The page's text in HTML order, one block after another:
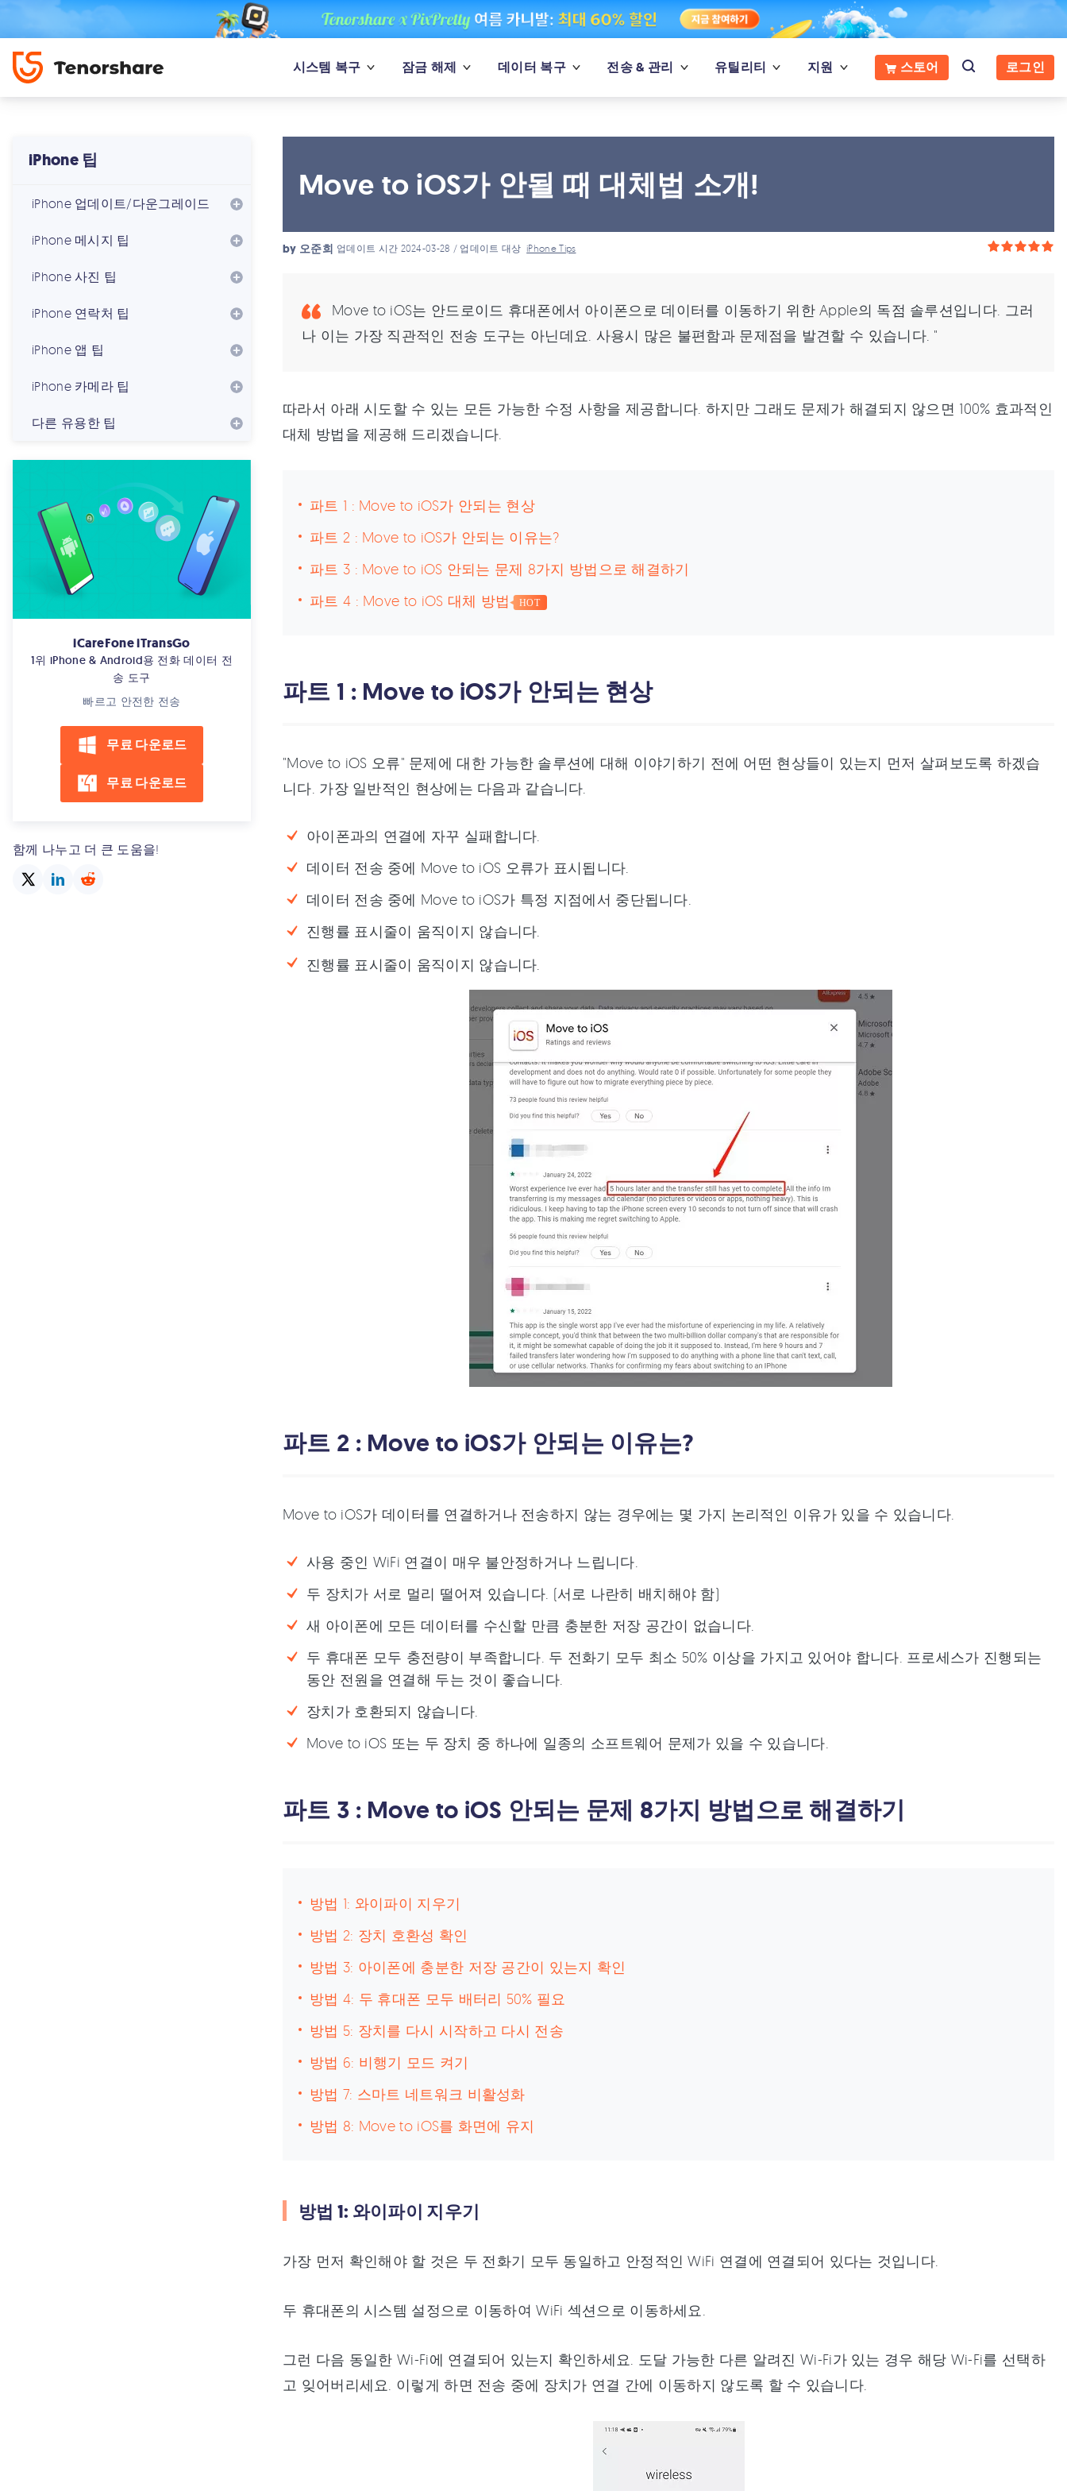
시스템 복구 잠금 해제 데이터 복구 전송 & 관리 유틸리티 지원 스토어 로그인
iPhone 팁
iPhone 업데이트/다운그레이드
iPhone 메시지 팁
iPhone 사진 팁
iPhone 연락처 팁
iPhone 앱 팁
iPhone 카메라 팁
다른 유용한 팁
iCareFone iTransGo
1위 iPhone & Android용 전화 데이터 전
송 도구
빠르고 안전한 전송
무료 다운로드
무료 다운로드
함께 나누고 더 큰 도움을!
Move to iOS가 안될 때 대체법 소개!
by 오준희 업데이트 시간 2024-03-28 / 업데이트 대상iPhone Tips
Move to iOS는 안드로이드 휴대폰에서 아이폰으로 데이터를 이동하기 위한 Apple의 독점 솔루션입니다. 그러
나 이는 가장 직관적인 전송 도구는 아닌데요. 사용시 많은 불편함과 문제점을 발견할 수 있습니다. "
따라서 아래 시도할 수 있는 모든 가능한 수정 사항을 제공합니다. 하지만 그래도 문제가 해결되지 않으면 100% 효과적인
대체 방법을 제공해 드리겠습니다.
파트 1 : Move to iOS가 안되는 현상
파트 2 : Move to iOS가 안되는 이유는?
파트 3 : Move to iOS 안되는 문제 8가지 방법으로 해결하기
파트 4 : Move to iOS 대체 방법
HOT
파트 1 : Move to iOS가 안되는 현상
"Move to iOS 오류" 문제에 대한 가능한 솔루션에 대해 이야기하기 전에 어떤 현상들이 있는지 먼저 살펴보도록 하겠습
니다. 가장 일반적인 현상에는 다음과 같습니다.
아이폰과의 연결에 자꾸 실패합니다.
데이터 전송 중에 Move to iOS 오류가 표시됩니다.
데이터 전송 중에 Move to iOS가 특정 지점에서 중단됩니다.
진행률 표시줄이 움직이지 않습니다.
진행률 표시줄이 움직이지 않습니다.
파트 2 : Move to iOS가 안되는 이유는?
Move to iOS가 데이터를 연결하거나 전송하지 않는 경우에는 몇 가지 논리적인 이유가 있을 수 있습니다.
사용 중인 WiFi 연결이 매우 불안정하거나 느립니다.
두 장치가 서로 멀리 떨어져 있습니다. (서로 나란히 배치해야 함)
새 아이폰에 모든 데이터를 수신할 만큼 충분한 저장 공간이 없습니다.
두 휴대폰 모두 충전량이 부족합니다. 두 전화기 모두 최소 50% 이상을 가지고 있어야 합니다. 프로세스가 진행되는
동안 전원을 연결해 두는 것이 좋습니다.
장치가 호환되지 않습니다.
Move to iOS 또는 두 장치 중 하나에 일종의 소프트웨어 문제가 있을 수 있습니다.
파트 3 : Move to iOS 안되는 문제 8가지 방법으로 해결하기
방법 1: 와이파이 지우기
방법 2: 장치 호환성 확인
방법 3: 아이폰에 충분한 저장 공간이 있는지 확인
방법 4: 두 휴대폰 모두 배터리 50% 필요
방법 5: 장치를 다시 시작하고 다시 전송
방법 6: 비행기 모드 켜기
방법 7: 스마트 네트워크 비활성화
방법 8: Move to iOS를 화면에 유지
방법 1: 와이파이 지우기
가장 먼저 확인해야 할 것은 두 전화기 모두 동일하고 안정적인 WiFi 연결에 연결되어 있다는 것입니다.
두 휴대폰의 시스템 설정으로 이동하여 WiFi 섹션으로 이동하세요.
그런 다음 동일한 Wi-Fi에 연결되어 있는지 확인하세요. 도달 가능한 다른 알려진 Wi-Fi가 있는 경우 해당 Wi-Fi를 선택하
고 잊어버리세요. 이렇게 하면 전송 중에 장치가 연결 간에 이동하지 않도록 할 수 있습니다.